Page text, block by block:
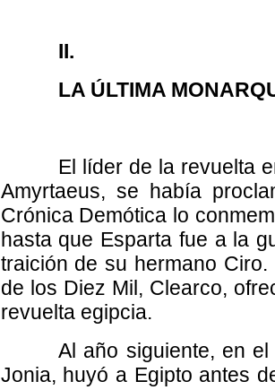
II.
LA ÚLTIMA
El líder de la revuelta
Amyrtaeus, se había
Crónica Demótica lo
hasta que Esparta fue a la
traición de su hermano
de los Diez Mil, Clearco,
revuelta egipcia.
Al año siguiente, en
Jonia, huyó a Egipto antes